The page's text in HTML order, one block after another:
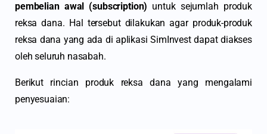
pembelian awal (subscription) untuk sejumlah produk
reksa dana. Hal tersebut dilakukan agar produk-produk
reksa dana yang ada di aplikasi SimInvest dapat diakses
oleh seluruh nasabah.
Berikut rincian produk reksa dana yang mengalami
penyesuaian: